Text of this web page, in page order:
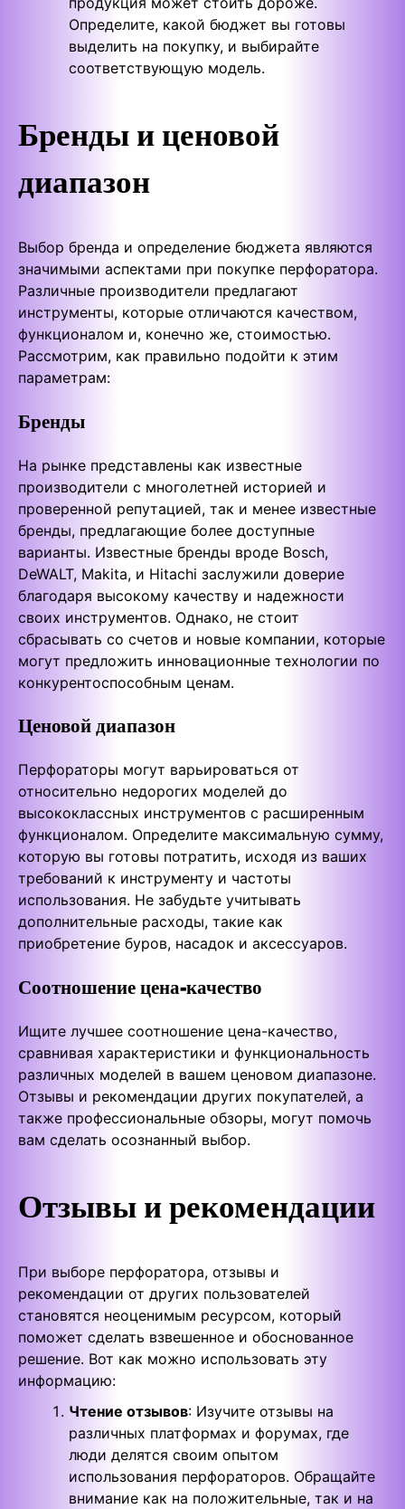
Определите, какой бюджет вы готовы
выделить на покупку, и выбирайте
соответствующую модель.
Бренды и ценовой
диапазон
Выбор бренда и определение бюджета являются
значимыми аспектами при покупке перфоратора.
Различные производители предлагают
инструменты, которые отличаются качеством,
функционалом и, конечно же, стоимостью.
Рассмотрим, как правильно подойти к этим
параметрам:
Бренды
На рынке представлены как известные
производители с многолетней историей и
проверенной репутацией, так и менее известные
бренды, предлагающие более доступные
варианты. Известные бренды вроде Bosch,
DeWALT, Makita, и Hitachi заслужили доверие
благодаря высокому качеству и надежности
своих инструментов. Однако, не стоит
сбрасывать со счетов и новые компании, которые
могут предложить инновационные технологии по
конкурентоспособным ценам.
Ценовой диапазон
Перфораторы могут варьироваться от
относительно недорогих моделей до
высококлассных инструментов с расширенным
функционалом. Определите максимальную сумму,
которую вы готовы потратить, исходя из ваших
требований к инструменту и частоты
использования. Не забудьте учитывать
дополнительные расходы, такие как
приобретение буров, насадок и аксессуаров.
Соотношение цена-качество
Ищите лучшее соотношение цена-качество,
сравнивая характеристики и функциональность
различных моделей в вашем ценовом диапазоне.
Отзывы и рекомендации других покупателей, а
также профессиональные обзоры, могут помочь
вам сделать осознанный выбор.
Отзывы и рекомендации
При выборе перфоратора, отзывы и
рекомендации от других пользователей
становятся неоценимым ресурсом, который
поможет сделать взвешенное и обоснованное
решение. Вот как можно использовать эту
информацию:
Чтение отзывов: Изучите отзывы на
различных платформах и форумах, где
люди делятся своим опытом
использования перфораторов. Обращайте
внимание как на положительные, так и на